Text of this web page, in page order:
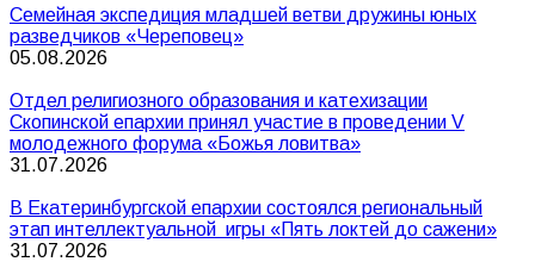
Семейная экспедиция младшей ветви дружины юных
разведчиков «Череповец»
05.08.2026
Отдел религиозного образования и катехизации
Скопинской епархии принял участие в проведении V
молодежного форума «Божья ловитва»
31.07.2026
В Екатеринбургской епархии состоялся региональный
этап интеллектуальной игры «Пять локтей до сажени»
31.07.2026